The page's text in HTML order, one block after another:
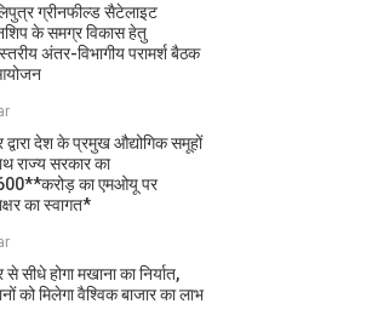
ग्रीनफील्ड सैटेलाइट
के समग्र विकास हेतु
अंतर-विभागीय परामर्श बैठक
द्वारा देश के प्रमुख औद्योगिक समूहों
राज्य सरकार का
का एमओयू पर
का स्वागत*
से सीधे होगा मखाना का निर्यात,
को मिलेगा वैश्विक बाजार का लाभ